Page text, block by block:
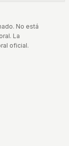
No está
La
oficial.